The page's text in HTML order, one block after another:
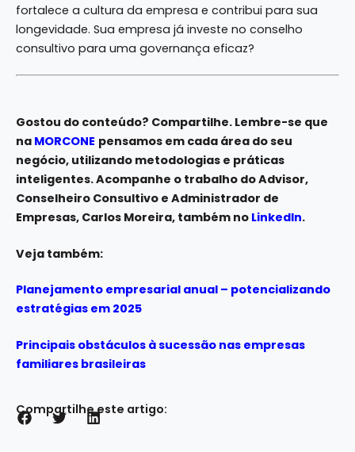
fortalece a cultura da empresa e contribui para sua
longevidade. Sua empresa já investe no conselho
consultivo para uma governança eficaz?
Gostou do conteúdo? Compartilhe. Lembre-se que
na MORCONE pensamos em cada área do seu
negócio, utilizando metodologias e práticas
inteligentes. Acompanhe o trabalho do Advisor,
Conselheiro Consultivo e Administrador de
Empresas, Carlos Moreira, também no LinkedIn.
Veja também:
Planejamento empresarial anual – potencializando
estratégias em 2025
Principais obstáculos à sucessão nas empresas
familiares brasileiras
Compartilhe este artigo: